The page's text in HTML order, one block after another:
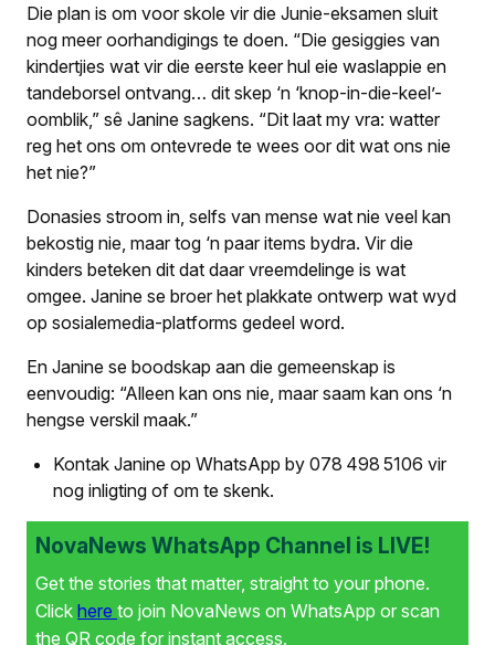
Die plan is om voor skole vir die Junie-eksamen sluit
nog meer oorhandigings te doen. “Die gesiggies van
kindertjies wat vir die eerste keer hul eie waslappie en
tandeborsel ontvang… dit skep ‘n ‘knop-in-die-keel’-
oomblik,” sê Janine sagkens. “Dit laat my vra: watter
reg het ons om ontevrede te wees oor dit wat ons nie
het nie?”
Donasies stroom in, selfs van mense wat nie veel kan
bekostig nie, maar tog ‘n paar items bydra. Vir die
kinders beteken dit dat daar vreemdelinge is wat
omgee. Janine se broer het plakkate ontwerp wat wyd
op sosialemedia-platforms gedeel word.
En Janine se boodskap aan die gemeenskap is
eenvoudig: “Alleen kan ons nie, maar saam kan ons ‘n
hengse verskil maak.”
Kontak Janine op WhatsApp by 078 498 5106 vir
nog inligting of om te skenk.
NovaNews WhatsApp Channel is LIVE!
Get the stories that matter, straight to your phone.
Click here to join NovaNews on WhatsApp or scan
the QR code for instant access.